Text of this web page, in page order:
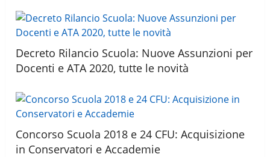
Decreto Rilancio Scuola: Nuove Assunzioni per
Docenti e ATA 2020, tutte le novità
Concorso Scuola 2018 e 24 CFU: Acquisizione
in Conservatori e Accademie